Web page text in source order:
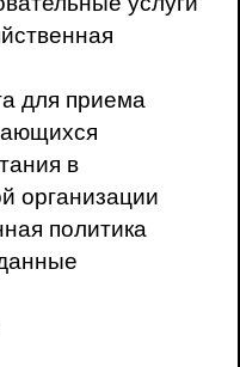
для приема
в
организации
политика